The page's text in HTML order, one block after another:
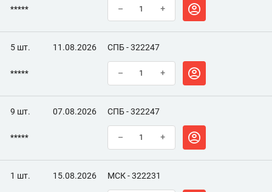
***** – +
5 шт. 11.08.2026 СПБ - 322247
***** – +
9 шт. 07.08.2026 СПБ - 322247
***** – +
1 шт. 15.08.2026 МСК - 322231